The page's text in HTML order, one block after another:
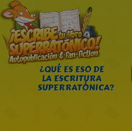
¿QUÉ ES ESO DE
LA ESCRITURA
SUPERRATÓNICA?